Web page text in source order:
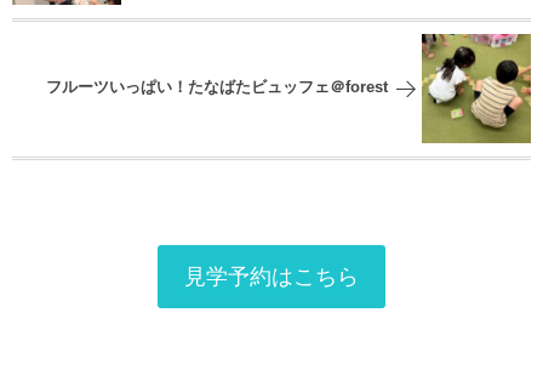
フルーツいっぱい！たなばたビュッフェ＠forest
見学予約はこちら